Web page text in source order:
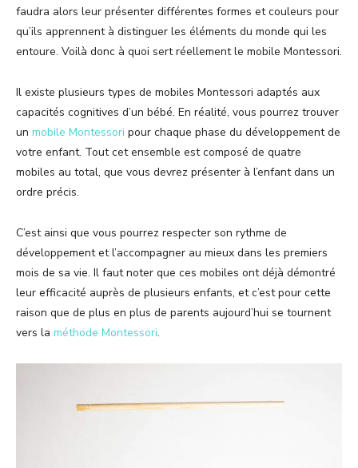
faudra alors leur présenter différentes formes et couleurs pour
qu’ils apprennent à distinguer les éléments du monde qui les
entoure. Voilà donc à quoi sert réellement le mobile Montessori.
Il existe plusieurs types de mobiles Montessori adaptés aux
capacités cognitives d’un bébé. En réalité, vous pourrez trouver
un mobile Montessori pour chaque phase du développement de
votre enfant. Tout cet ensemble est composé de quatre
mobiles au total, que vous devrez présenter à l’enfant dans un
ordre précis.
C’est ainsi que vous pourrez respecter son rythme de
développement et l’accompagner au mieux dans les premiers
mois de sa vie. Il faut noter que ces mobiles ont déjà démontré
leur efficacité auprès de plusieurs enfants, et c’est pour cette
raison que de plus en plus de parents aujourd’hui se tournent
vers la méthode Montessori.